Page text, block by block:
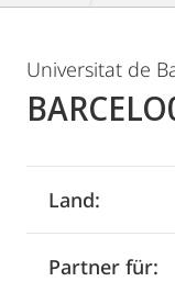
Universitat de
Land:
Partner für: